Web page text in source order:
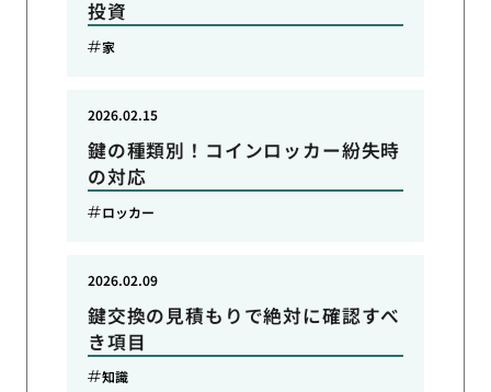
投資
家
鍵の種類別！コインロッカー紛失時
の対応
2026.02.15
ロッカー
鍵交換の見積もりで絶対に確認すべ
き項目
2026.02.09
知識